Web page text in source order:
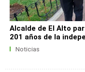
Alcalde de El Alto
201 años de la
Noticias